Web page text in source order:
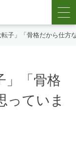
子」「骨格だから仕方
」「骨格
っていま